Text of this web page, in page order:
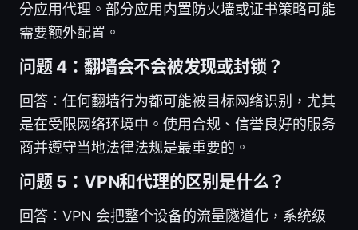
分应用代理。部分应用内置防火墙或证书策略可能
需要额外配置。
问题 4：翻墙会不会被发现或封锁？
回答：任何翻墙行为都可能被目标网络识别，尤其
是在受限网络环境中。使用合规、信誉良好的服务
商并遵守当地法律法规是最重要的。
问题 5：VPN和代理的区别是什么？
回答：VPN 会把整个设备的流量隧道化，系统级